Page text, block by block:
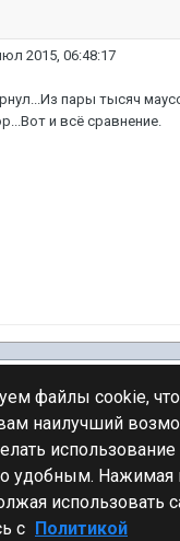
2015, 06:48:17
пары тысяч
и всё сравнение.
ТЕМ
Мира Кораблей
файлы cookie,
вам наилучший
использование
удобным. Нажимая
использовать
с Политикой